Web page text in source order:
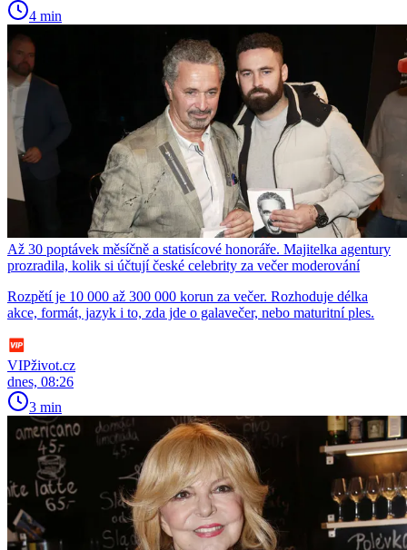
4 min
Až 30 poptávek měsíčně a statisícové honoráře. Majitelka agentury
prozradila, kolik si účtují české celebrity za večer moderování
Rozpětí je 10 000 až 300 000 korun za večer. Rozhoduje délka
akce, formát, jazyk i to, zda jde o galavečer, nebo maturitní ples.
VIPživot.cz
dnes, 08:26
3 min